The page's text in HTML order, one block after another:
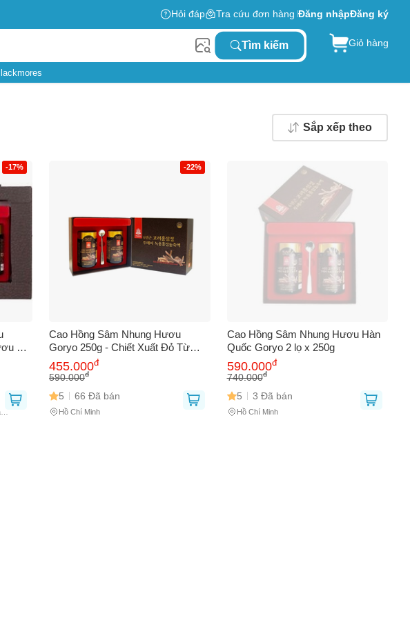
Hỏi đáp Tra cứu đơn hàng Đăng nhậpĐăng ký
Tìm kiếm Giỏ hàng
Sắp xếp theo
-17%
&
-22%
Cao Hồng Sâm Nhung Hươu
Goryo 250g - Chiết Xuất Đỏ Từ
Nhung Hươu Tăng Cường Sức
Khỏe, Hỗ Trợ Miễn Dịch, Giảm
455.000đ
590.000đ
5 66 Đã bán
Hồ Chí Minh
Cao Hồng Sâm Nhung Hươu Hàn
Quốc Goryo 2 lọ x 250g
590.000đ
740.000đ
5 3 Đã bán
Hồ Chí Minh
Mua hàng?
qua số